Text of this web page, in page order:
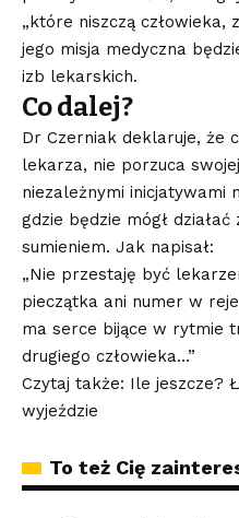
„które niszczą człowieka,
jego misja medyczna
izb lekarskich.
Co dalej?
Dr Czerniak deklaruje, że
lekarza, nie porzuca
niezależnymi inicjatywami
gdzie będzie mógł
sumieniem. Jak napisał:
„Nie przestaję być
pieczątka ani numer w
ma serce bijące w rytmie
drugiego człowieka…”
Czytaj także: Ile jeszcze?
wyjeździe
To też Cię